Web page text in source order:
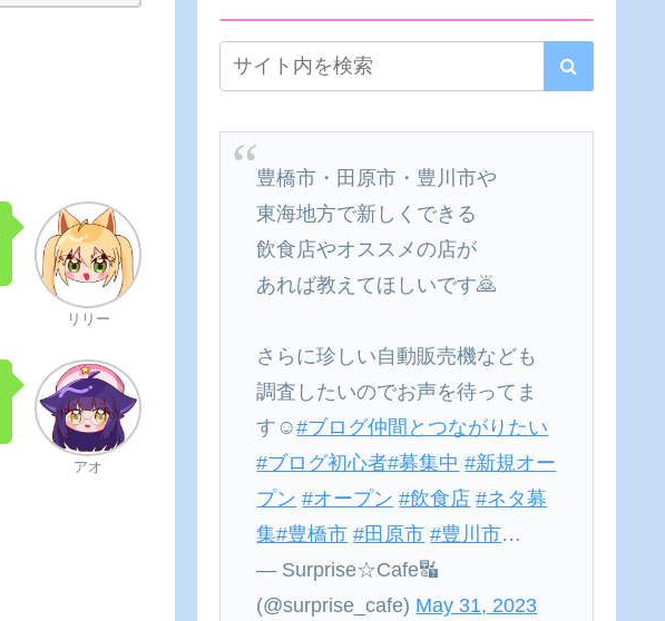
リリー
アオ
豊橋市・田原市・豊川市や
東海地方で新しくできる
飲食店やオススメの店が
あれば教えてほしいです🙇
さらに珍しい自動販売機なども
調査したいのでお声を待ってま
す☺#ブログ仲間とつながりたい
#ブログ初心者#募集中 #新規オー
プン #オープン #飲食店 #ネタ募
集#豊橋市 #田原市 #豊川市…
— Surprise☆Cafe🔣
(@surprise_cafe) May 31, 2023